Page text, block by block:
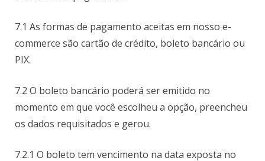
7.1 As formas de pagamento aceitas em nosso e-
commerce são cartão de crédito, boleto bancário ou
PIX.
7.2 O boleto bancário poderá ser emitido no
momento em que você escolheu a opção, preencheu
os dados requisitados e gerou.
7.2.1 O boleto tem vencimento na data exposta no